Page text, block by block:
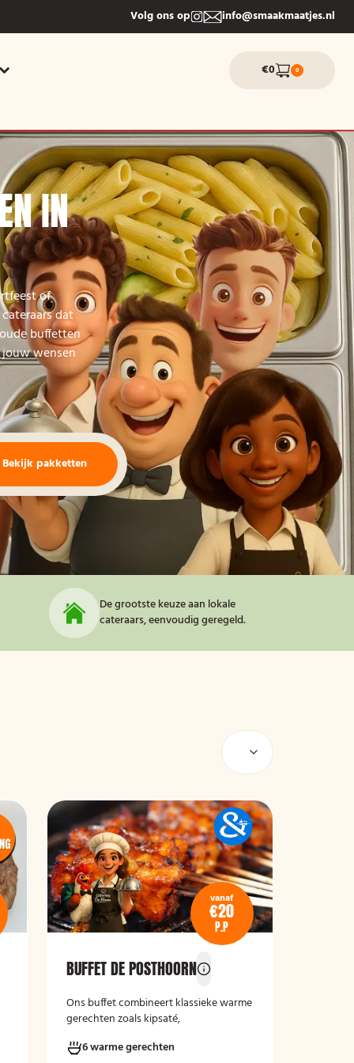
Volg ons op info@smaakmaatjes.nl
€0 0
IN
of
dat
buffetten
wensen
Bekijk pakketten
De grootste keuze aan lokale
cateraars, eenvoudig geregeld.
vanaf
€20
P.P
BUFFET DE POSTHOORN
Ons buffet combineert klassieke warme
gerechten zoals kipsaté,
kipschnitzels met bijgerechten als
6 warme gerechten